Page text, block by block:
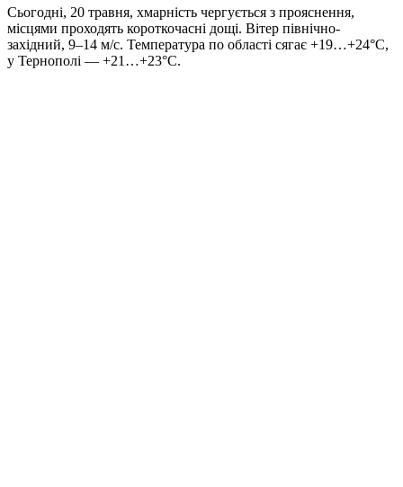
Сьогодні, 20 травня, хмарність чергується з прояснення,
місцями проходять короткочасні дощі. Вітер північно-
західний, 9–14 м/с. Температура по області сягає +19…+24°C,
у Тернополі — +21…+23°C.